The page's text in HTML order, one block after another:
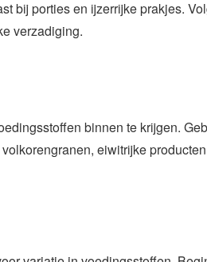
bij porties en ijzerrijke prakjes.
verzadiging.
binnen te krijgen.
eiwitrijke